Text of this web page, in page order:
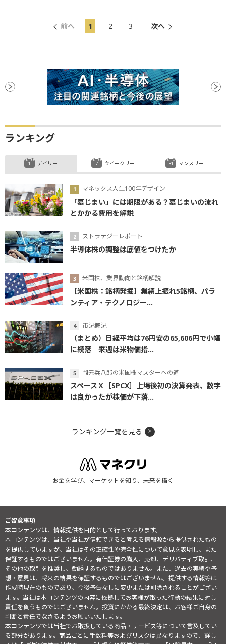
前へ 1 2 3 次へ
ランキング
デイリー
マネックス人生100年デザイン
「墓じまい」には期限がある？墓じまいの流れ
とかかる費用を解説
ストラテジーレポート
半導体株の調整は底値をつけたか
米国株、業界動向と銘柄解説
【米国株：銘柄発掘】業績上振れ5銘柄、パラ
ンティア・テクノロジー...
市況概況
（まとめ）日経平均は76円安の65,606円で小幅
に続落 来週は米物価指...
岡元兵八郎の米国株マスターへの道
スペースＸ［SPCX］上場後初の決算発表、数字
は良かったが株価が下落...
ウイークリー マンスリー
ランキング一覧を見る
お金を学び、マーケットを知り、未来を描く
ご留意事項
本コンテンツは、情報提供を目的として行っております。
本コンテンツは、当社や当社が信頼できると考える情報源から提供されたもの
を提供していますが、当社はその正確性や完全性について意見を表明し、また
保証するものではございません。有価証券の購入、売却、デリバティブ取引、
その他の取引を推奨し、勧誘するものではありません。また、過去の実績や予
想・意見は、将来の結果を保証するものではございません。提供する情報等は
作成時現在のものであり、今後予告なしに変更または削除されることがござい
ます。当社は本コンテンツの内容に依拠してお客様が取った行動の結果に対し
責任を負うものではございません。投資にかかる最終決定は、お客様ご自身の
判断と責任でなさるようお願いいたします。
本コンテンツでは当社でお取扱している商品・サービス等について言及してい
る部分があります。商品ごとに手数料等およびリスクは異なりますので、詳し